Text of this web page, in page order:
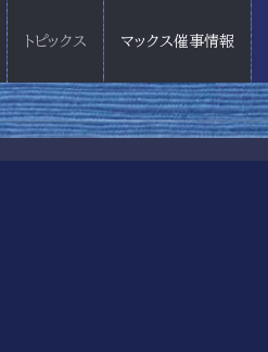
トピックス マックス催事情報